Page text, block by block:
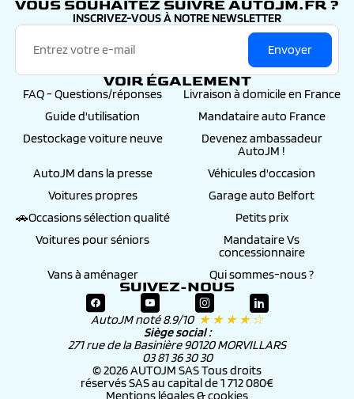
VOUS SOUHAITEZ SUIVRE AUTOJM.FR ?
INSCRIVEZ-VOUS À NOTRE NEWSLETTER
Envoyer
VOIR ÉGALEMENT
FAQ - Questions/réponses
Livraison à domicile en France
Guide d'utilisation
Mandataire auto France
Destockage voiture neuve
Devenez ambassadeur
AutoJM !
AutoJM dans la presse
Véhicules d'occasion
Voitures propres
Garage auto Belfort
🚗Occasions sélection qualité
Petits prix
Voitures pour séniors
Mandataire Vs
concessionnaire
Vans à aménager
Qui sommes-nous ?
SUIVEZ-NOUS
AutoJM noté 8.9/10 ★ ★ ★ ★ ☆
Siège social :
271 rue de la Basinière 90120 MORVILLARS
03 81 36 30 30
© 2026 AUTOJM SAS Tous droits
réservés SAS au capital de 1 712 080€
Mentions légales & cookies